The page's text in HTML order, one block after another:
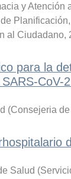
y Atención
al Ciudadano,
para la
CoV-
(Consejeria
Salud (